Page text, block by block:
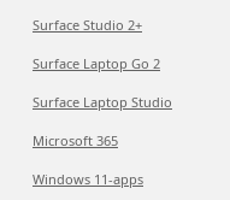
Surface Studio 2+
Surface Laptop Go 2
Surface Laptop Studio
Microsoft 365
Windows 11-apps